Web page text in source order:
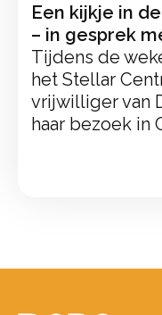
Een kijkje in
– in gesprek
Tijdens de
het Stellar
vrijwilliger van
haar bezoek in